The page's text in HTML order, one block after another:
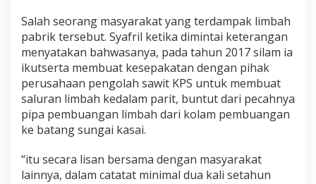
a
n
g
a
R
u
s
a
n
Salah seorang masyarakat yang terdampak limbah
pabrik tersebut. Syafril ketika dimintai keterangan
menyatakan bahwasanya, pada tahun 2017 silam ia
ikutserta membuat kesepakatan dengan pihak
perusahaan pengolah sawit KPS untuk membuat
saluran limbah kedalam parit, buntut dari pecahnya
pipa pembuangan limbah dari kolam pembuangan
ke batang sungai kasai.
“itu secara lisan bersama dengan masyarakat
lainnya, dalam catatat minimal dua kali setahun